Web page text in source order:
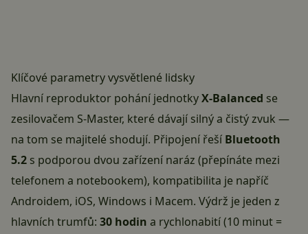
Klíčové parametry vysvětlené lidsky
Hlavní reproduktor pohání jednotkyX-Balanced se
zesilovačem S-Master, které dávají silný a čistý zvuk —
na tom se majitelé shodují. Připojení řeší Bluetooth
5.2 s podporou dvou zařízení naráz (přepínáte mezi
telefonem a notebookem), kompatibilita je napříč
Androidem, iOS, Windows i Macem. Výdrž je jeden z
hlavních trumfů: 30 hodin a rychlonabití (10 minut =